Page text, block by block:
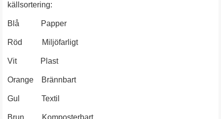
källsortering:
Blå Papper
Röd Miljöfarligt
Vit Plast
Orange Brännbart
Gul Textil
Brun Komposterbart